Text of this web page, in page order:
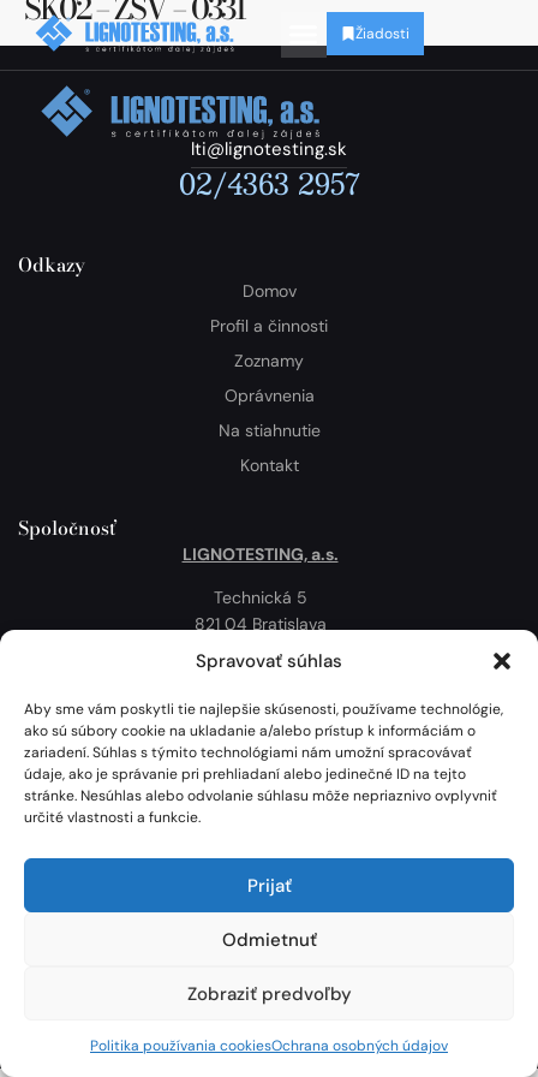
Spravovať súhlas
Aby sme vám poskytli tie najlepšie skúsenosti, používame technológie,
ako sú súbory cookie na ukladanie a/alebo prístup k informáciám o
zariadení. Súhlas s týmito technológiami nám umožní spracovávať
údaje, ako je správanie pri prehliadaní alebo jedinečné ID na tejto
stránke. Nesúhlas alebo odvolanie súhlasu môže nepriaznivo ovplyvniť
určité vlastnosti a funkcie.
Prijať
Odmietnuť
Zobraziť predvoľby
Politika používania cookiesOchrana osobných údajov
Žiadosti
lti@lignotesting.sk
02/4363 2957
Odkazy
Domov
Profil a činnosti
Zoznamy
Oprávnenia
Na stiahnutie
Kontakt
Spoločnosť
LIGNOTESTING, a.s.
Technická 5
821 04 Bratislava
Slovenská republika
Politika používania cookies
Mapa
Lignotesting, a. s. © 2024 | Všetky práva vyhradené. | Vytvoril: Marek Heinfarth.